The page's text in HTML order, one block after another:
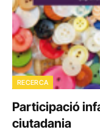
RECERCA
Participació
ciutadania